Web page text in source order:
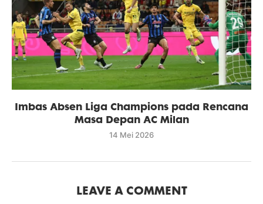
Imbas Absen Liga Champions pada Rencana
Masa Depan AC Milan
14 Mei 2026
LEAVE A COMMENT